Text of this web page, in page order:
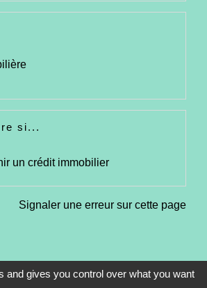
si...
un crédit immobilier
Signaler une erreur sur cette page
and gives you control over what you want